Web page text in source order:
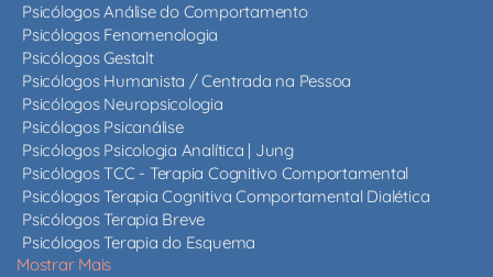
Psicólogos Análise do Comportamento
Psicólogos Fenomenologia
Psicólogos Gestalt
Psicólogos Humanista / Centrada na Pessoa
Psicólogos Neuropsicologia
Psicólogos Psicanálise
Psicólogos Psicologia Analítica | Jung
Psicólogos TCC - Terapia Cognitivo Comportamental
Psicólogos Terapia Cognitiva Comportamental Dialética
Psicólogos Terapia Breve
Psicólogos Terapia do Esquema
Mostrar Mais